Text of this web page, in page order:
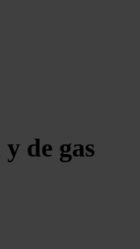
de gas